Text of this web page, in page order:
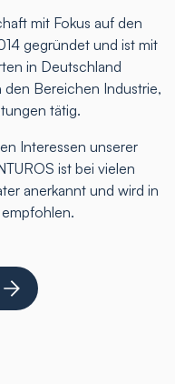
mit Fokus auf den
gegründet und ist mit
in Deutschland
den Bereichen Industrie,
tätig.
Interessen unserer
ist bei vielen
anerkannt und wird in